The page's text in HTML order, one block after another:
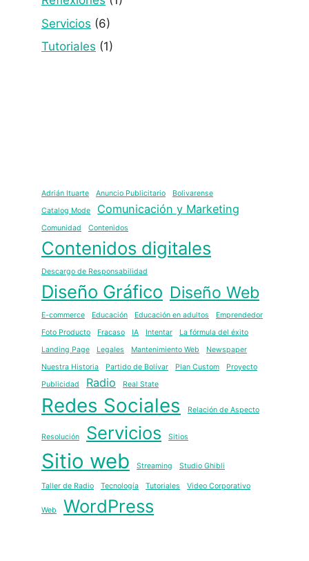
Servicios (6)
Tutoriales (1)
Adrián Ituarte Anuncio Publicitario
Bolivarense
Catalog Mode
Comunicación y Marketing
Comunidad Contenidos
Contenidos digitales
Descargo de Responsabilidad
Diseño Gráfico Diseño Web
E-commerce Educación Educación en adultos
Emprendedor
Foto Producto
Fracaso IA Intentar
La fórmula del éxito
Landing Page
Legales Mantenimiento Web
Newspaper
Nuestra Historia
Partido de Bolívar Plan Custom
Proyecto
Publicidad
Radio Real State
Redes Sociales Relación de Aspecto
Resolución Servicios Sitios
Sitio web Streaming Studio Ghibli
Taller de Radio Tecnología Tutoriales Video Corporativo
Web WordPress